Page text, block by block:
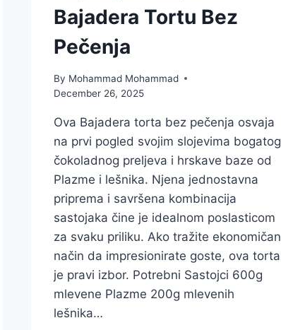
Bajadera Tortu Bez
Pečenja
By Mohammad Mohammad
December 26, 2025
Ova Bajadera torta bez pečenja osvaja
na prvi pogled svojim slojevima bogatog
čokoladnog preljeva i hrskave baze od
Plazme i lešnika. Njena jednostavna
priprema i savršena kombinacija
sastojaka čine je idealnom poslasticom
za svaku priliku. Ako tražite ekonomičan
način da impresionirate goste, ova torta
je pravi izbor. Potrebni Sastojci 600g
mlevene Plazme 200g mlevenih
lešnika…